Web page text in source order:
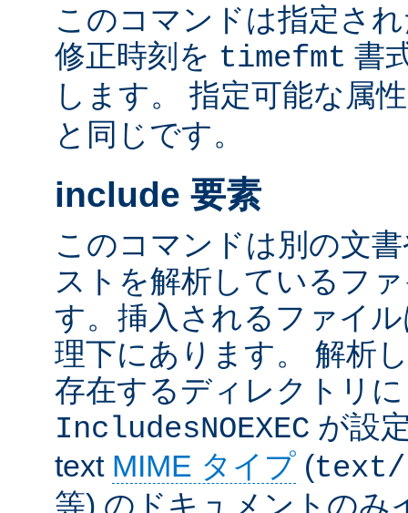
このコマンドは指定さ
修正時刻を timefmt 書
します。 指定可能な属
と同じです。
include 要素
このコマンドは別の文
ストを解析しているフ
す。挿入されるファイ
理下にあります。 解析
存在するディレクトリ
IncludesNOEXEC が設
text MIME タイプ (
等) のドキュメントのみ